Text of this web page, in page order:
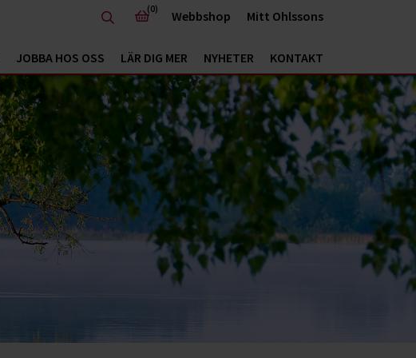
JOBBA HOS OSS LÄR DIG MER NYHETER KONTAKT
(0) Webbshop Mitt Ohlssons